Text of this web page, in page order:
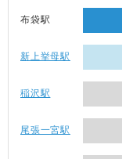
布袋駅
新上挙母駅
稲沢駅
尾張一宮駅